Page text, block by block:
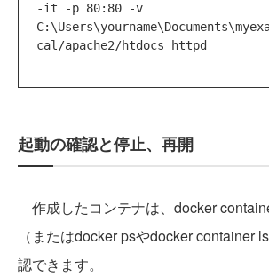
-it -p 80:80 -v
起動の確認と停止、再開
作成したコンテナは、docker
（またはdocker psやdocker container
認できます。